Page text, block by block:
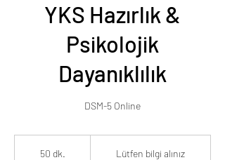
YKS Hazırlık &
Psikolojik
Dayanıklılık
DSM-5 Online
50 dk. Lütfen bilgi alınız